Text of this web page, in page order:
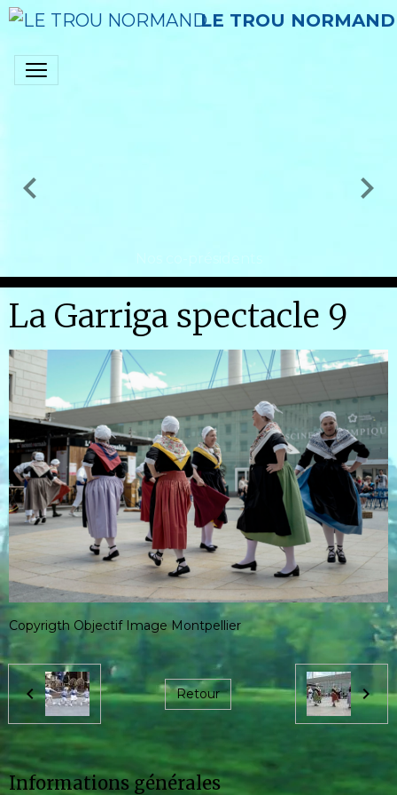
LE TROU NORMAND
La Garriga spectacle 9
Copyrigth Objectif Image Montpellier
Retour
Informations générales